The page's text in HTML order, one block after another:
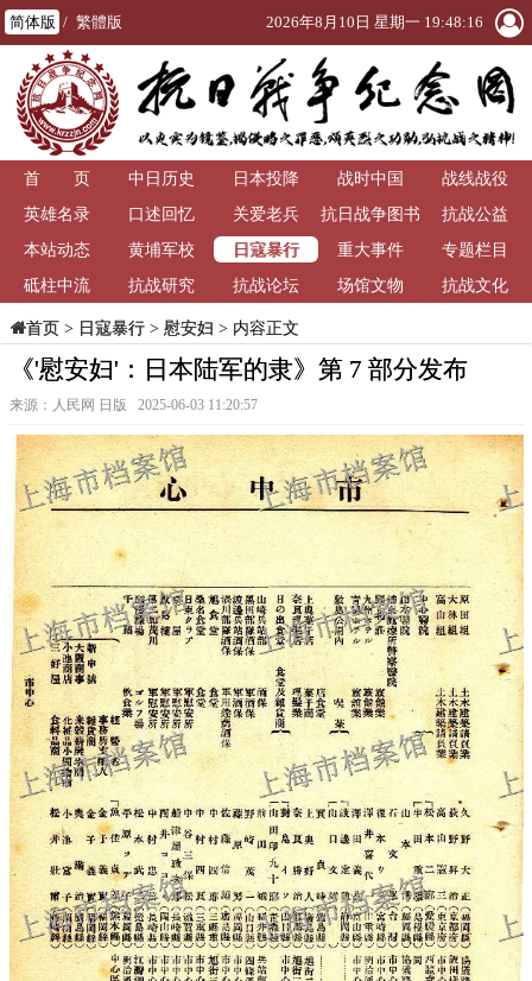
简体版 / 繁體版 2026年8月10日 星期一 19:48:16
首 页 中日历史 日本投降 战时中国
战线战役
英雄名录
口述回忆 关爱老兵
抗日战争图书
馆
抗战公益
本站动态
黄埔军校 日寇暴行 重大事件
专题栏目
砥柱中流
抗战研究 抗战论坛 场馆文物 抗战文化
首页> 日寇暴行> 慰安妇 > 内容正文
《'慰安妇'：日本陆军的隶》第 7 部分发布
来源：人民网 日版 2025-06-03 11:20:57